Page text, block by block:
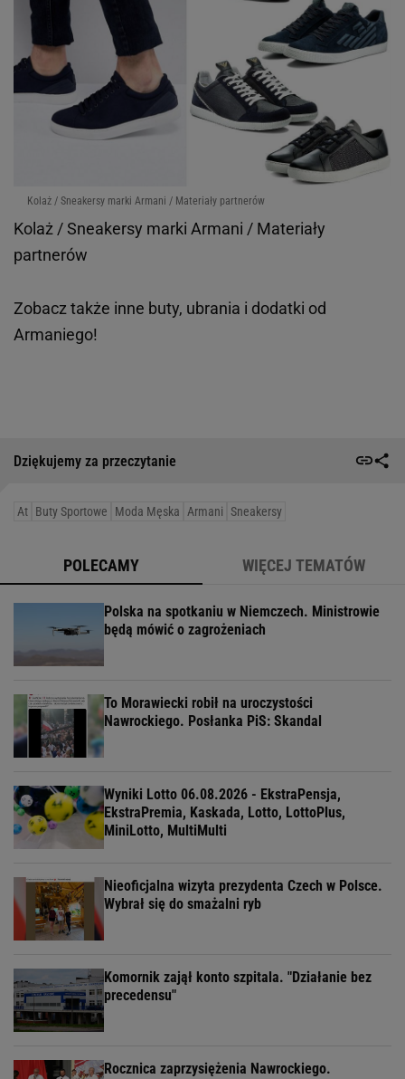
Kolaż / Sneakersy marki Armani / Materiały partnerów
Kolaż / Sneakersy marki Armani / Materiały
partnerów
Zobacz także inne buty, ubrania i dodatki od
Armaniego!
Dziękujemy za przeczytanie
At Buty Sportowe Moda Męska Armani Sneakersy
POLECAMY WIĘCEJ TEMATÓW
Polska na spotkaniu w Niemczech. Ministrowie
będą mówić o zagrożeniach
To Morawiecki robił na uroczystości
Nawrockiego. Posłanka PiS: Skandal
Wyniki Lotto 06.08.2026 - EkstraPensja,
EkstraPremia, Kaskada, Lotto, LottoPlus,
MiniLotto, MultiMulti
Nieoficjalna wizyta prezydenta Czech w Polsce.
Wybrał się do smażalni ryb
Komornik zajął konto szpitala. "Działanie bez
precedensu"
Rocznica zaprzysiężenia Nawrockiego.